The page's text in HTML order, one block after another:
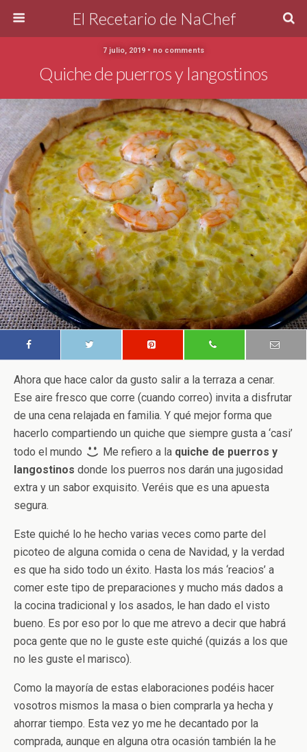
El Recetario de NaChef
7 julio, 2019 • no comments
Quiche de puerros y langostinos
Ahora que hace calor da gusto salir a la terraza a cenar.
Ese aire fresco que corre (cuando correo) invita a disfrutar
de una cena relajada en familia. Y qué mejor forma que
hacerlo compartiendo un quiche que siempre gusta a ‘casi’
todo el mundo
Me refiero a la quiche de puerros y
langostinos donde los puerros nos darán una jugosidad
extra y un sabor exquisito. Veréis que es una apuesta
segura.
Este quiché lo he hecho varias veces como parte del
picoteo de alguna comida o cena de Navidad, y la verdad
es que ha sido todo un éxito. Hasta los más ‘reacios’ a
comer este tipo de preparaciones y mucho más dados a
la cocina tradicional y los asados, le han dado el visto
bueno. Es por eso por lo que me atrevo a decir que habrá
poca gente que no le guste este quiché (quizás a los que
no les guste el marisco).
Como la mayoría de estas elaboraciones podéis hacer
vosotros mismos la masa o bien comprarla ya hecha y
ahorrar tiempo. Esta vez yo me he decantado por la
comprada, aunque en alguna otra ocasión también la he